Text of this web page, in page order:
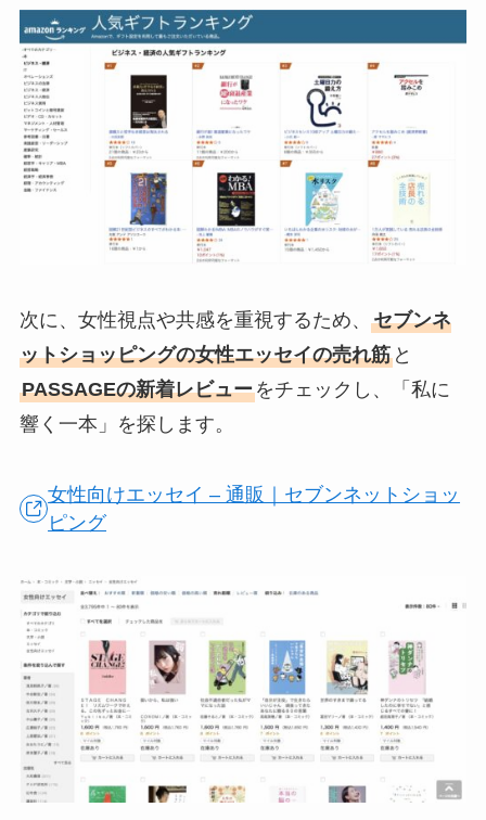
次に、女性視点や共感を重視するため、 セブンネ
ットショッピングの女性エッセイの売れ筋と
PASSAGEの新着レビューをチェックし、「私に
響く一本」を探します。
女性向けエッセイ – 通販｜セブンネットショッ
ピング